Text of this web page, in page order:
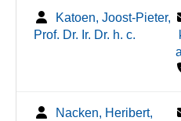
Katoen, Joost-Pieter,
Prof. Dr. Ir. Dr. h. c.
Nacken, Heribert,